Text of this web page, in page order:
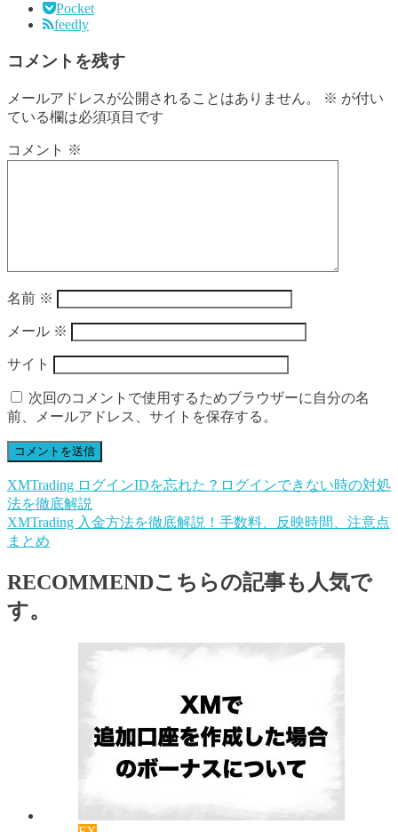
Pocket
feedly
コメントを残す
メールアドレスが公開されることはありません。 ※ が付い
ている欄は必須項目です
コメント ※
名前 ※
メール ※
サイト
次回のコメントで使用するためブラウザーに自分の名
前、メールアドレス、サイトを保存する。
XMTrading ログインIDを忘れた？ログインできない時の対処
法を徹底解説
XMTrading 入金方法を徹底解説！手数料、反映時間、注意点
まとめ
RECOMMENDこちらの記事も人気で
す。